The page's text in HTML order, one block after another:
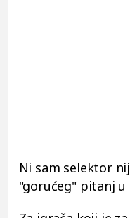
Ni sam selektor
"gorućeg" pitanj u